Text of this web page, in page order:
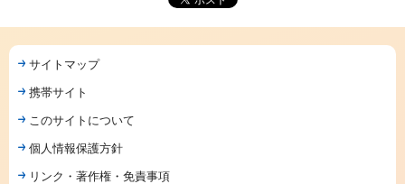
サイトマップ
携帯サイト
このサイトについて
個人情報保護方針
リンク・著作権・免責事項